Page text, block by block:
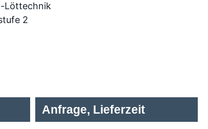
Löttechnik
2
Anfrage, Lieferzeit